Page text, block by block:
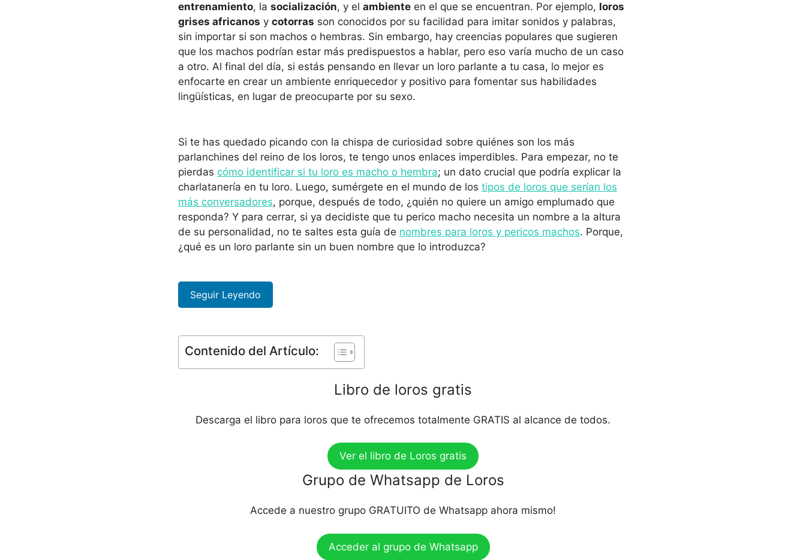
entrenamiento, la socialización, y el ambiente en el que se encuentran. Por ejemplo, loros
grises africanos y cotorras son conocidos por su facilidad para imitar sonidos y palabras,
sin importar si son machos o hembras. Sin embargo, hay creencias populares que sugieren
que los machos podrían estar más predispuestos a hablar, pero eso varía mucho de un caso
a otro. Al final del día, si estás pensando en llevar un loro parlante a tu casa, lo mejor es
enfocarte en crear un ambiente enriquecedor y positivo para fomentar sus habilidades
lingüísticas, en lugar de preocuparte por su sexo.
Si te has quedado picando con la chispa de curiosidad sobre quiénes son los más
parlanchines del reino de los loros, te tengo unos enlaces imperdibles. Para empezar, no te
pierdas cómo identificar si tu loro es macho o hembra; un dato crucial que podría explicar la
charlatanería en tu loro. Luego, sumérgete en el mundo de los tipos de loros que serían los
más conversadores, porque, después de todo, ¿quién no quiere un amigo emplumado que
responda? Y para cerrar, si ya decidiste que tu perico macho necesita un nombre a la altura
de su personalidad, no te saltes esta guía de nombres para loros y pericos machos. Porque,
¿qué es un loro parlante sin un buen nombre que lo introduzca?
Seguir Leyendo
Contenido del Artículo:
Libro de loros gratis
Descarga el libro para loros que te ofrecemos totalmente GRATIS al alcance de todos.
Ver el libro de Loros gratis
Grupo de Whatsapp de Loros
Accede a nuestro grupo GRATUITO de Whatsapp ahora mismo!
Acceder al grupo de Whatsapp